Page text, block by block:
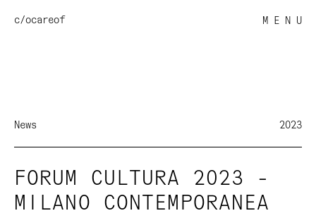
c/ocareof M E N U
News 2023
FORUM CULTURA 2023 -
MILANO CONTEMPORANEA